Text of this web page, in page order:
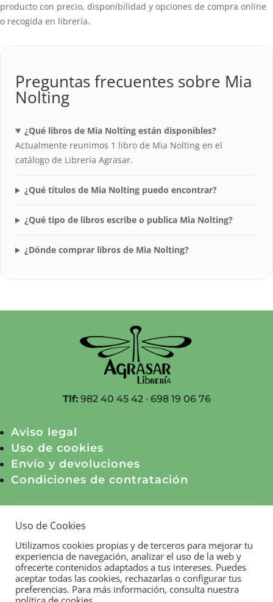
producto con precio, disponibilidad y opciones de compra online
o recogida en librería.
Preguntas frecuentes sobre Mia
Nolting
¿Qué libros de Mia Nolting están disponibles?
Actualmente reunimos 1 libro de Mia Nolting en el
catálogo de Librería Agrasar.
¿Qué títulos de Mia Nolting puedo encontrar?
¿Qué tipo de libros escribe o publica Mia Nolting?
¿Dónde comprar libros de Mia Nolting?
Tlf:982 40 45 42 · 698 19 06 76
Aviso legal
Uso de cookies
Envío y devoluciones
Condiciones de contratación
© Agrasar Servicios Culturales, S.L.
Subvenciona:
Uso de Cookies
Utilizamos cookies propias y de terceros para mejorar tu
experiencia de navegación, analizar el uso de la web y
ofrecerte contenidos adaptados a tus intereses. Puedes
aceptar todas las cookies, rechazarlas o configurar tus
preferencias. Para más información, consulta nuestra